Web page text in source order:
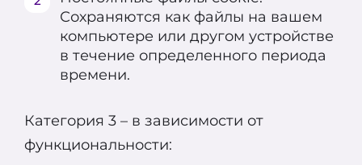
Сохраняются как файлы на вашем
компьютере или другом устройстве
в течение определенного периода
времени.
Категория 3 – в зависимости от
функциональности:
Закажите такси в 1 клик!
Заполните короткую форму и наше
авто будет у вас уже через
Телефон
3 минуты
и мы вам перезвоним!